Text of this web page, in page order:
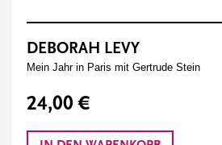
DEBORAH LEVY
Mein Jahr in Paris mit Gertrude Stein
24,00 €